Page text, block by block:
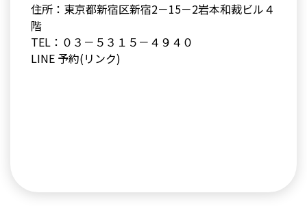
住所：東京都新宿区新宿2－15－2岩本和裁ビル４
階
TEL：０３－５３１５－４９４０
LINE 予約(リンク)